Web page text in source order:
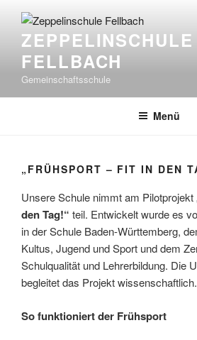
Inhalt
springenZEPPELINSCHULE
FELLBACH
Gemeinschaftsschule
Menü
„FRÜHSPORT – FIT IN DEN
Unsere Schule nimmt am Pilotprojekt
den Tag!“ teil. Entwickelt wurde es
in der Schule Baden-Württemberg,
Kultus, Jugend und Sport und dem
Schulqualität und Lehrerbildung. Die
begleitet das Projekt wissenschaftlich.
So funktioniert der Frühsport